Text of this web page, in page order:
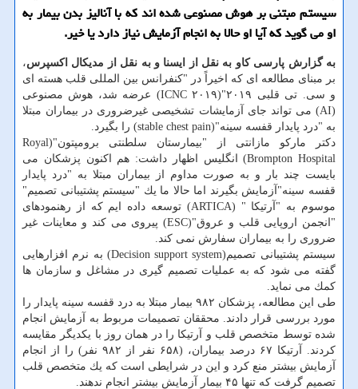
سیستم مبتنی بر هوش مصنوعی شده اند كه با آنالیز بدن بیمار به
او می گوید كه آیا او حالا به انجام آزمایش نیاز دارد یا خیر.
به گزارش پارسی كاو به نقل از ایسنا و به نقل از مدیكال اكسپرس،
بر مبنای مطالعه ای كه اخیراً در "كنفرانس بین المللی قلب هسته ای
و سی. تی قلبی ۲۰۱۹"(ICNC ۲۰۱۹) عرضه شد، هوش مصنوعی
(AI) می تواند جای آزمایشات تشخیصی غیرضروری در بیماران مبتلا
به "درد پایدار قفسه سینه"(stable chest pain) را بگیرد.
دكتر ماركو مازانتی از "بیمارستان سلطنتی برومپتون"(Royal
Brompton Hospital) انگلیس اظهار داشت: هم اكنون پزشكان می
بایست چند بار و به صورت مداوم از بیماران مبتلا به "درد پایدار
قفسه سینه"آزمایش بگیرند اما حالا ما یك "سیستم پشتیبانی تصمیم"
موسوم به "آرتیكا " (ARTICA) توسعه داده ایم كه از رهنمودهای
"انجمن اروپایی قلب و عروق"(ESC) پیروی می كند و معاینات غیر
ضروری را به بیماران سفارش نمی كند.
سیستم پشتیبانی تصمیم(Decision support system) به نرم افزارهایی
گفته می شود كه به عملیات تصمیم گیری در مشاغل و سازمان ها
كمك می نماید.
طی این مطالعه، پزشكان ۹۸۲ بیمار مبتلا به درد قفسه سینه پایدار را
مورد بررسی قرار دادند. محققان تصمیمات مربوط به آزمایش انجام
شده توسط متخصص قلب و آرتیكا را در همان روز با یكدیگر مقایسه
كردند. آرتیكا ۶۷ درصد بیماران، (۶۵۸ نفر از ۹۸۲ نفر) را از انجام
آزمایش بیشتر منع كرد و این در شرایطی است كه یك متخصص قلب
تصمیم گرفت كه تنها ۴۵ بیمار آزمایش بیشتر انجام ندهند.